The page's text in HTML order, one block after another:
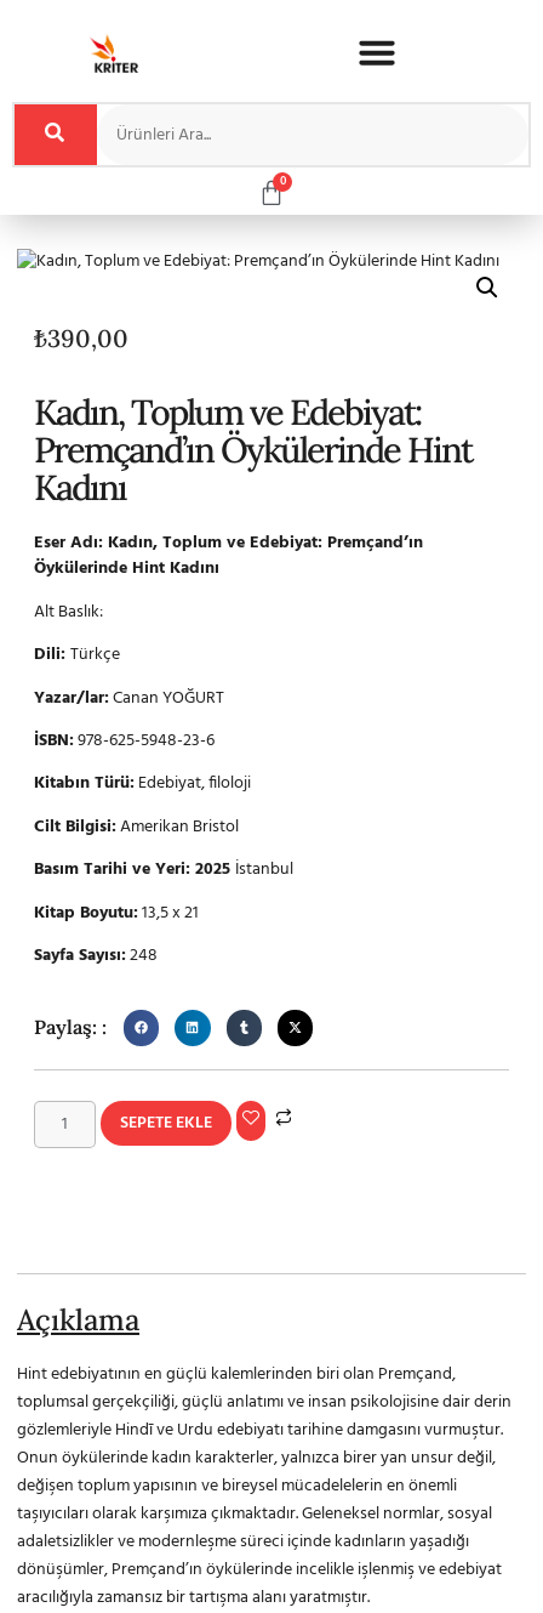
0
₺390,00
Kadın, Toplum ve Edebiyat:
Premçand’ın Öykülerinde Hint
Kadını
Eser Adı: Kadın, Toplum ve Edebiyat: Premçand’ın
Öykülerinde Hint Kadını
Alt Baslık:
Dili:Türkçe
Yazar/lar:Canan YOĞURT
İSBN:978-625-5948-23-6
Kitabın Türü:Edebiyat, filoloji
Cilt Bilgisi:Amerikan Bristol
Basım Tarihi ve Yeri: 2025 İstanbul
Kitap Boyutu:13,5 x 21
Sayfa Sayısı:248
Paylaş: :
SEPETE EKLE
Açıklama
Hint edebiyatının en güçlü kalemlerinden biri olan Premçand,
toplumsal gerçekçiliği, güçlü anlatımı ve insan psikolojisine dair derin
gözlemleriyle Hindī ve Urdu edebiyatı tarihine damgasını vurmuştur.
Onun öykülerinde kadın karakterler, yalnızca birer yan unsur değil,
değişen toplum yapısının ve bireysel mücadelelerin en önemli
taşıyıcıları olarak karşımıza çıkmaktadır. Geleneksel normlar, sosyal
adaletsizlikler ve modernleşme süreci içinde kadınların yaşadığı
dönüşümler, Premçand’ın öykülerinde incelikle işlenmiş ve edebiyat
aracılığıyla zamansız bir tartışma alanı yaratmıştır.